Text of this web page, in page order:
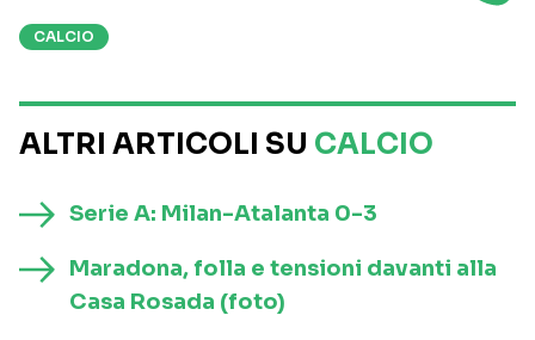
CALCIO
ALTRI ARTICOLI SU CALCIO
Serie A: Milan-Atalanta 0-3
Maradona, folla e tensioni davanti alla
Casa Rosada (foto)